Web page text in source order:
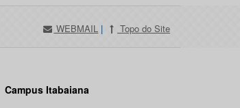
WEBMAIL | Topo do Site
Campus Itabaiana